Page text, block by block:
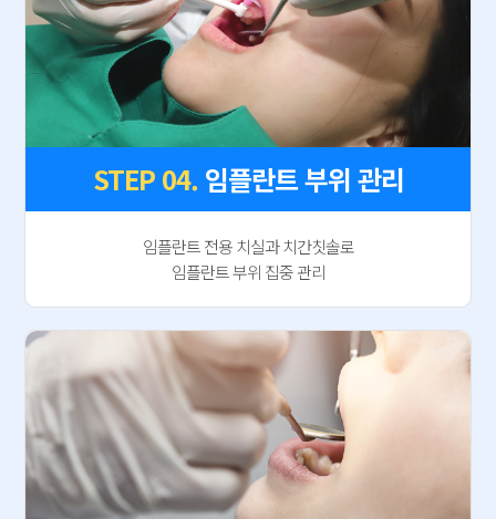
STEP 04. 임플란트 부위 관리
임플란트 전용 치실과 치간칫솔로
임플란트 부위 집중 관리